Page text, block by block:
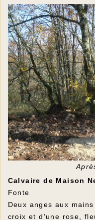
Calvaire de Maison
Fonte
Deux anges aux
croix et d’une rose,